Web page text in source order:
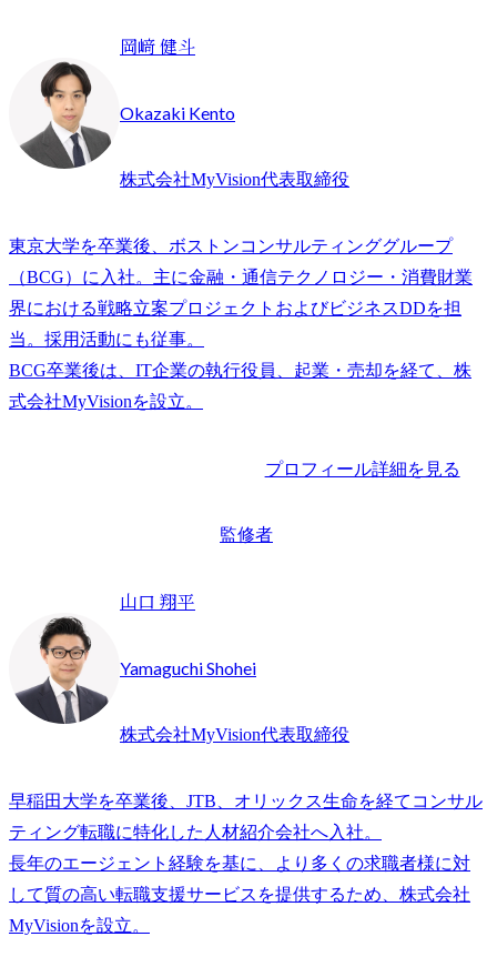
身近な例②：セルフレジ
身近な例③：フードデリバリーサービス
身近な例④：配車サービス
身近な例⑤：AI家電
身近な例⑥：NFTアート
役割①：DX戦略・新規事業立案
役割②：DX推進組織体制構築支援
役割③：AI・RPAツールを使った業務自動化
役割④：SFA・MA・CRMツールの導入
役割⑤：システムグランドデザイン
役割⑥：レガシーシステム刷新のためのERP導入
Q1. DXコンサルタントになるのにIT経験は必須ですか？
Q3. DXコンサルタントの将来性はどうですか？
岡﨑 健斗
Okazaki Kento
株式会社MyVision代表取締役
東京大学を卒業後、ボストンコンサルティンググループ
（BCG）に入社。主に金融・通信テクノロジー・消費財業
界における戦略立案プロジェクトおよびビジネスDDを担
当。採用活動にも従事。
BCG卒業後は、IT企業の執行役員、起業・売却を経て、株
プロフィール詳細を見る
監修者
山口 翔平
Yamaguchi Shohei
株式会社MyVision代表取締役
早稲田大学を卒業後、JTB、オリックス生命を経てコンサル
ティング転職に特化した人材紹介会社へ入社。
長年のエージェント経験を基に、より多くの求職者様に対
して質の高い転職支援サービスを提供するため、株式会社